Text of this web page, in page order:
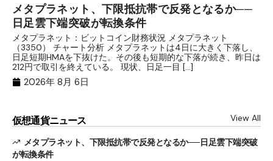
メタプラネット、下限抵抗帯で反発となるか──
日足雲下端突破が転換条件
メタプラネット：ビットコイン財務状況 メタプラネット
（3350） チャート分析 メタプラネットは4日に大きく下落し、
日足短期HMAを下抜けた。その後も短期的な下落が続き、昨日は
212円で取引を終えている。 現状、日足一目 […]
2026年 8月 6日
仮想通貨ニュース View All
メタプラネット、下限抵抗帯で反発となるか──日足雲下端突破
が転換条件